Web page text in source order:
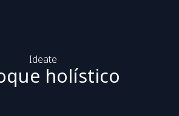
Ideate
holístico